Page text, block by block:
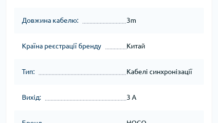
Довжина кабелю: 3m
Країна реєстрації бренду Китай
Тип: Кабелі синхронізації
Вихід: 3 A